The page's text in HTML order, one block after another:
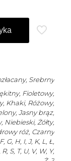
, Srebrny
Fioletowy,
Khaki, Różowy,
Jasny brąz,
Niebieski, Żółty,
róż, Czarny
G, H, I, J, K, L, Ł,
S, T, U, V, W, Y,